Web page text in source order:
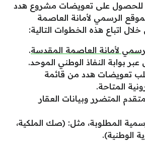
للحصول على تعويضات مشروع هدد
الرسمي لأمانة العاصمة
اتباع هذه الخطوات التالية:
لأمانة العاصمة المقدسة.
بوابة النفاذ الوطني الموحد.
تعويضات هدد من قائمة
المتاحة.
المتضرر وبيانات العقار
المطلوبة، مثل: (صك الملكية،
الوطنية).